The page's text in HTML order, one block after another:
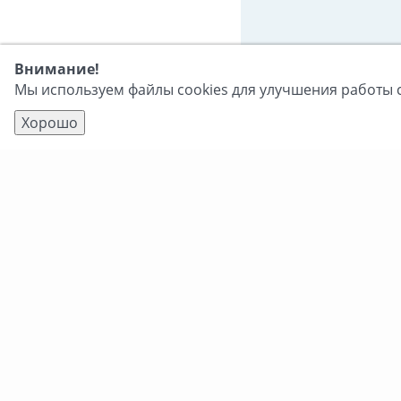
Внимание!
Мы используем файлы cookies для улучшения работы
Хорошо